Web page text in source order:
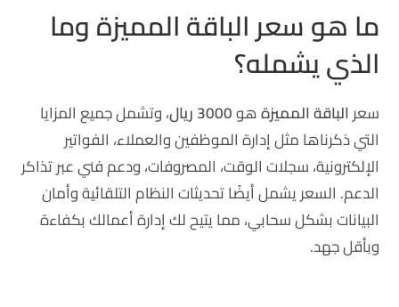
ما هو سعر الباقة المميزة وما
الذي يشمله؟
سعرالباقة المميزةهو3000 ريال
، وتشمل جميع المزايا
التي ذكرناها مثل إدارة الموظفين والعملاء، الفواتير
الإلكترونية، سجلات الوقت، المصروفات، ودعم فني عبر تذاكر
الدعم. السعر يشمل أيضًا تحديثات النظام التلقائية وأمان
البيانات بشكل سحابي، مما يتيح لك إدارة أعمالك بكفاءة
وبأقل جهد.